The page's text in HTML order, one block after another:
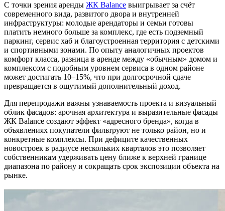
С точки зрения аренды ЖК Balance выигрывает за счёт
современного вида, развитого двора и внутренней
инфраструктуры: молодые арендаторы и семьи готовы
платить немного больше за комплекс, где есть подземный
паркинг, сервис хаб и благоустроенная территория с детскими
и спортивными зонами. По опыту аналогичных проектов
комфорт класса, разница в аренде между «обычным» домом и
комплексом с подобным уровнем сервиса в одном районе
может достигать 10–15%, что при долгосрочной сдаче
превращается в ощутимый дополнительный доход.
Для перепродажи важны узнаваемость проекта и визуальный
облик фасадов: арочная архитектура и выразительные фасады
ЖК Balance создают эффект «адресного бренда», когда в
объявлениях покупатели фильтруют не только район, но и
конкретные комплексы. При дефиците качественных
новостроек в радиусе нескольких кварталов это позволяет
собственникам удерживать цену ближе к верхней границе
диапазона по району и сокращать срок экспозиции объекта на
рынке.